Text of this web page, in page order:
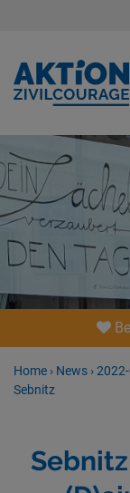
Home › News ›
Sebnitz
Sebnitz